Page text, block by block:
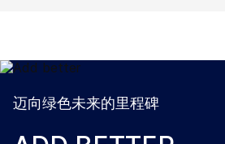
迈向绿色未来的里程碑